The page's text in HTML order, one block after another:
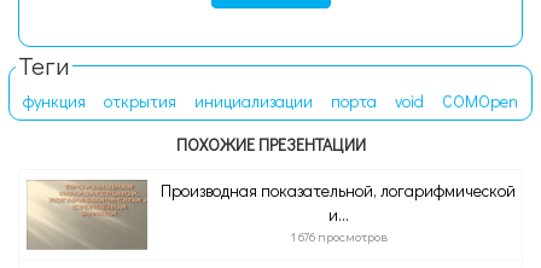
Теги
функция открытия инициализации порта void
COMOpen
ПОХОЖИЕ ПРЕЗЕНТАЦИИ
Производная показательной, логарифмической
и...
1 676 просмотров